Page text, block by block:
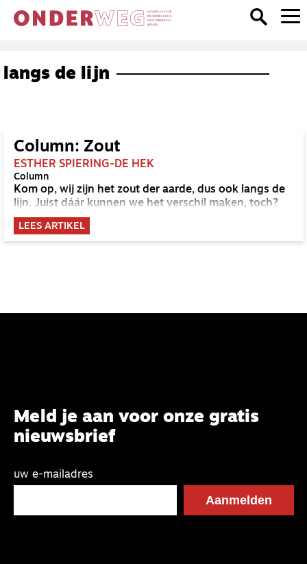
langs de lijn
Column: Zout
ESTHER SPIERING-DE HEK
Column
Kom op, wij zijn het zout der aarde, dus ook langs de
lijn. Juist dáár kunnen we het verschil maken, toch?
LEES ARTIKEL
Meld je aan voor onze gratis
nieuwsbrief
uw e-mailadres